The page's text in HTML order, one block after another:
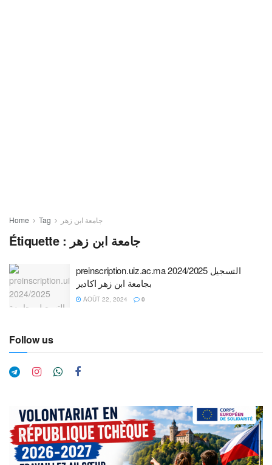
Home Tag جامعة ابن زهر
Étiquette : جامعة ابن زهر
preinscription.uiz.ac.ma 2024/2025 التسجيل
بجامعة ابن زهر اكادير
AOÛT 22, 2024 0
Follow us